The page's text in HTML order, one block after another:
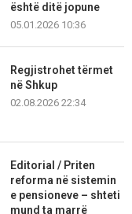
është ditë jopune
05.01.2026 10:36
Regjistrohet tërmet
në Shkup
02.08.2026 22:34
Editorial / Priten
reforma në sistemin
e pensioneve – shteti
mund ta marrë